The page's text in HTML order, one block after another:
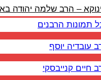
– הרב שלמה יהודה
תמונות הרבנים
עובדיה יוסף
חיים קנייבסקי